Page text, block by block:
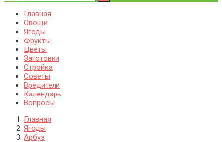
Главная
Овощи
Ягоды
Фрукты
Цветы
Заготовки
Стройка
Советы
Вредители
Календарь
Вопросы
Главная
Ягоды
Арбуз